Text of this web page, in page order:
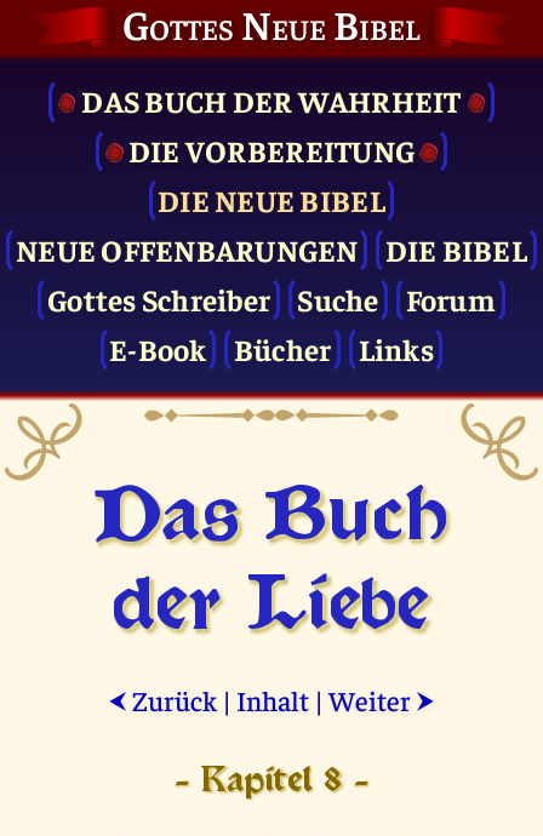
Gottes Neue Bibel
DAS BUCH DER WAHRHEIT
DIE VOR­BEREITUNG
DIE NEUE BIBEL
NEUE OFFENBARUNGEN
DIE BIBEL
Gottes Schreiber
Suche
Forum
E-Book
Bücher Links
Das Buch
der Liebe
⮜ Zurück | Inhalt |Weiter ⮞
- Kapitel 8 -